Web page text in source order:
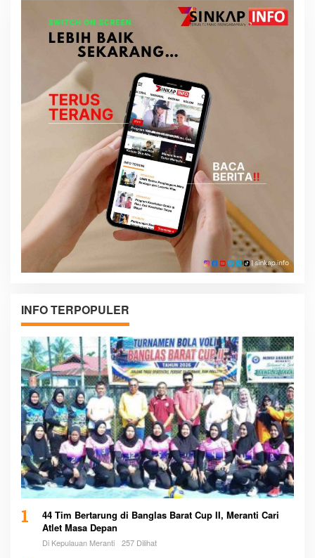
INFO TERPOPULER
1
44 Tim Bertarung di Banglas Barat Cup II, Meranti Cari
Atlet Masa Depan
Di Kepulauan Meranti 257 Dilihat